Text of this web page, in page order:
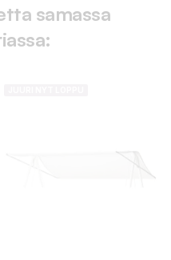
samassa